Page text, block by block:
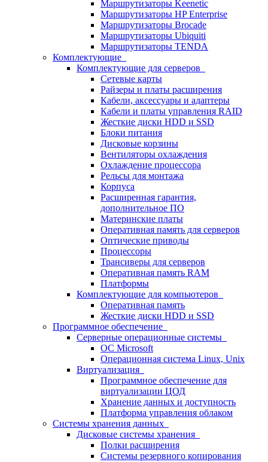
Маршрутизаторы Keenetic
Маршрутизаторы HP Enterprise
Маршрутизаторы Brocade
Маршрутизаторы Ubiquiti
Маршрутизаторы TENDA
Комплектующие
Комплектующие для серверов
Сетевые карты
Райзеры и платы расширения
Кабели, аксессуары и адаптеры
Кабели и платы управления RAID
Жесткие диски HDD и SSD
Блоки питания
Дисковые корзины
Вентиляторы охлаждения
Охлаждение процессора
Рельсы для монтажа
Корпуса
Расширенная гарантия,
дополнительное ПО
Материнские платы
Оперативная память для серверов
Оптические приводы
Процессоры
Трансиверы для серверов
Оперативная память RAM
Платформы
Комплектующие для компьютеров
Оперативная память
Жесткие диски HDD и SSD
Программное обеспечение
Серверные операционные системы
ОС Microsoft
Операционная система Linux, Unix
Виртуализация
Программное обеспечение для
виртуализации ЦОД
Хранение данных и доступность
Платформа управления облаком
Системы хранения данных
Дисковые системы хранения
Полки расширения
Системы резервного копирования